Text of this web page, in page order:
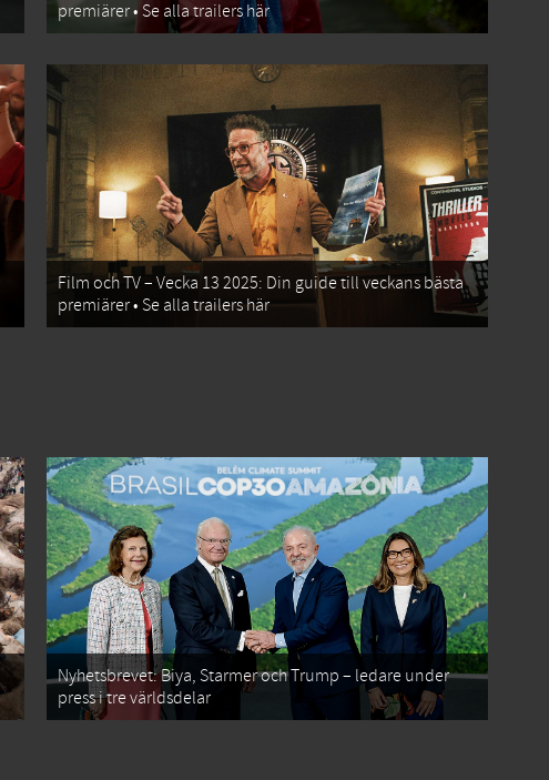
premiärer • Se alla trailers här
Film och TV – Vecka 13 2025: Din guide till veckans bästa
premiärer • Se alla trailers här
Nyhetsbrevet: Biya, Starmer och Trump – ledare under
press i tre världsdelar